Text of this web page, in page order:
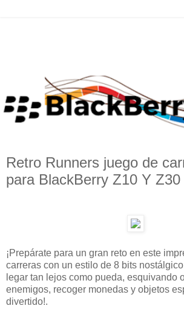
Retro Runners juego de
para BlackBerry Z10 Y Z30
¡Prepárate para un gran reto en este
carreras con un estilo de 8 bits
legar tan lejos como pueda, esquivando
enemigos, recoger monedas y objetos
divertido!.